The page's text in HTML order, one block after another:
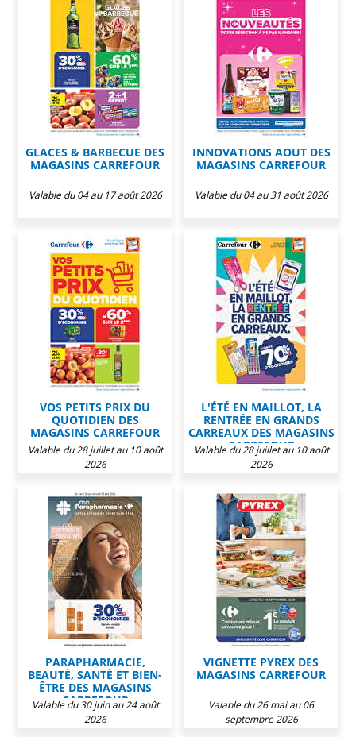
GLACES & BARBECUE DES
MAGASINS CARREFOUR
Valable du 04 au 17 août 2026
INNOVATIONS AOUT DES
MAGASINS CARREFOUR
Valable du 04 au 31 août 2026
VOS PETITS PRIX DU
QUOTIDIEN DES
MAGASINS CARREFOUR
Valable du 28 juillet au 10 août
2026
L'ÉTÉ EN MAILLOT, LA
RENTRÉE EN GRANDS
CARREAUX DES MAGASINS
CARREFOUR
Valable du 28 juillet au 10 août
2026
PARAPHARMACIE,
BEAUTÉ, SANTÉ ET BIEN-
ÊTRE DES MAGASINS
CARREFOUR
Valable du 30 juin au 24 août
2026
VIGNETTE PYREX DES
MAGASINS CARREFOUR
Valable du 26 mai au 06
septembre 2026